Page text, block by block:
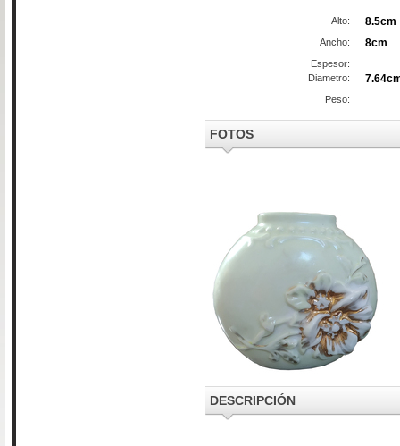
Alto: 8.5cm
Ancho: 8cm
Espesor:
Diametro:
Peso:
FOTOS
DESCRIPCIÓN